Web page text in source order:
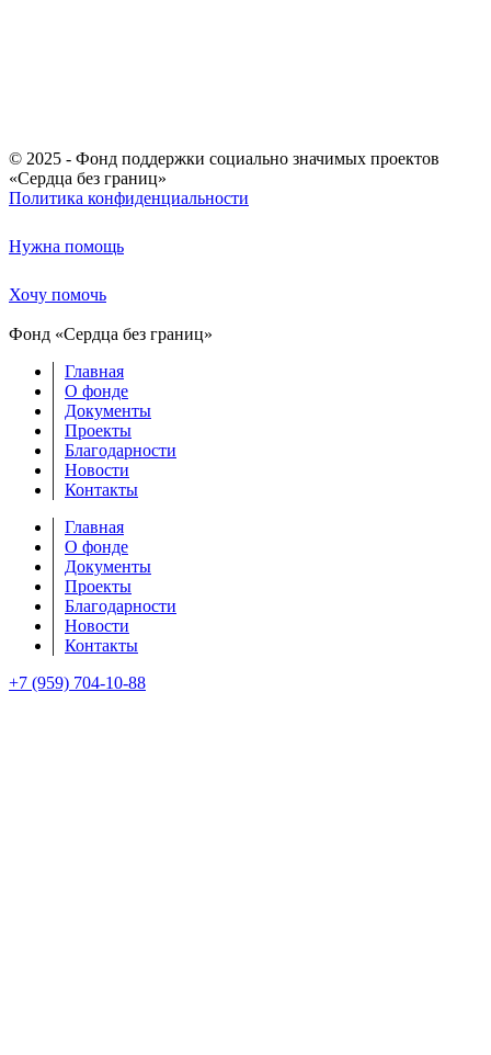
© 2025 - Фонд поддержки социально значимых проектов
«Сердца без границ»
Политика конфиденциальности
Нужна помощь
Хочу помочь
Фонд «Сердца без границ»
Главная
О фонде
Документы
Проекты
Благодарности
Новости
Контакты
Главная
О фонде
Документы
Проекты
Благодарности
Новости
Контакты
+7 (959) 704-10-88